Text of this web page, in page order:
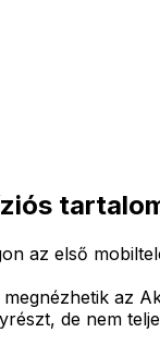
az első
az
de nem